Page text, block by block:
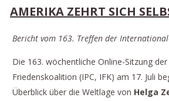
AMERIKA ZEHRT SICH
Bericht vom 163. Treffen der
Die 163. wöchentliche Online-Sitzung
Friedenskoalition (IPC, IFK) am 17. Juli
Überblick über die Weltlage von Helga